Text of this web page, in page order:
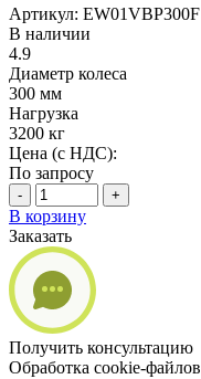
Артикул: EW01VBP300F
В наличии
4.9
Диаметр колеса
300 мм
Нагрузка
3200 кг
Цена (с НДС):
По запросу
- +
В корзину
Заказать
Получить консультацию
Обработка cookie-файлов